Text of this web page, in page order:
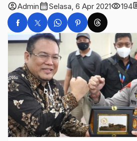
account_circleAdmincalendar_monthSelasa, 6 Apr 2021visibility194